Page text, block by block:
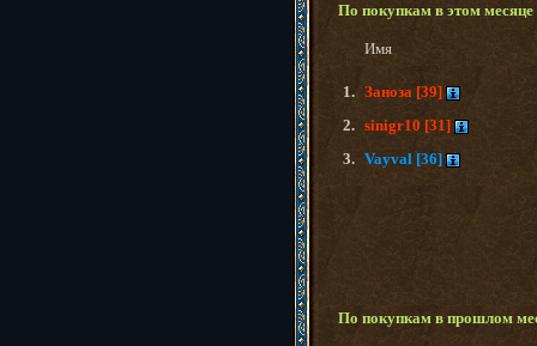
По покупкам в этом месяце
Имя
1. Заноза [39]
2. sinigr10 [31]
3. Vayval [36]
По покупкам в прошлом